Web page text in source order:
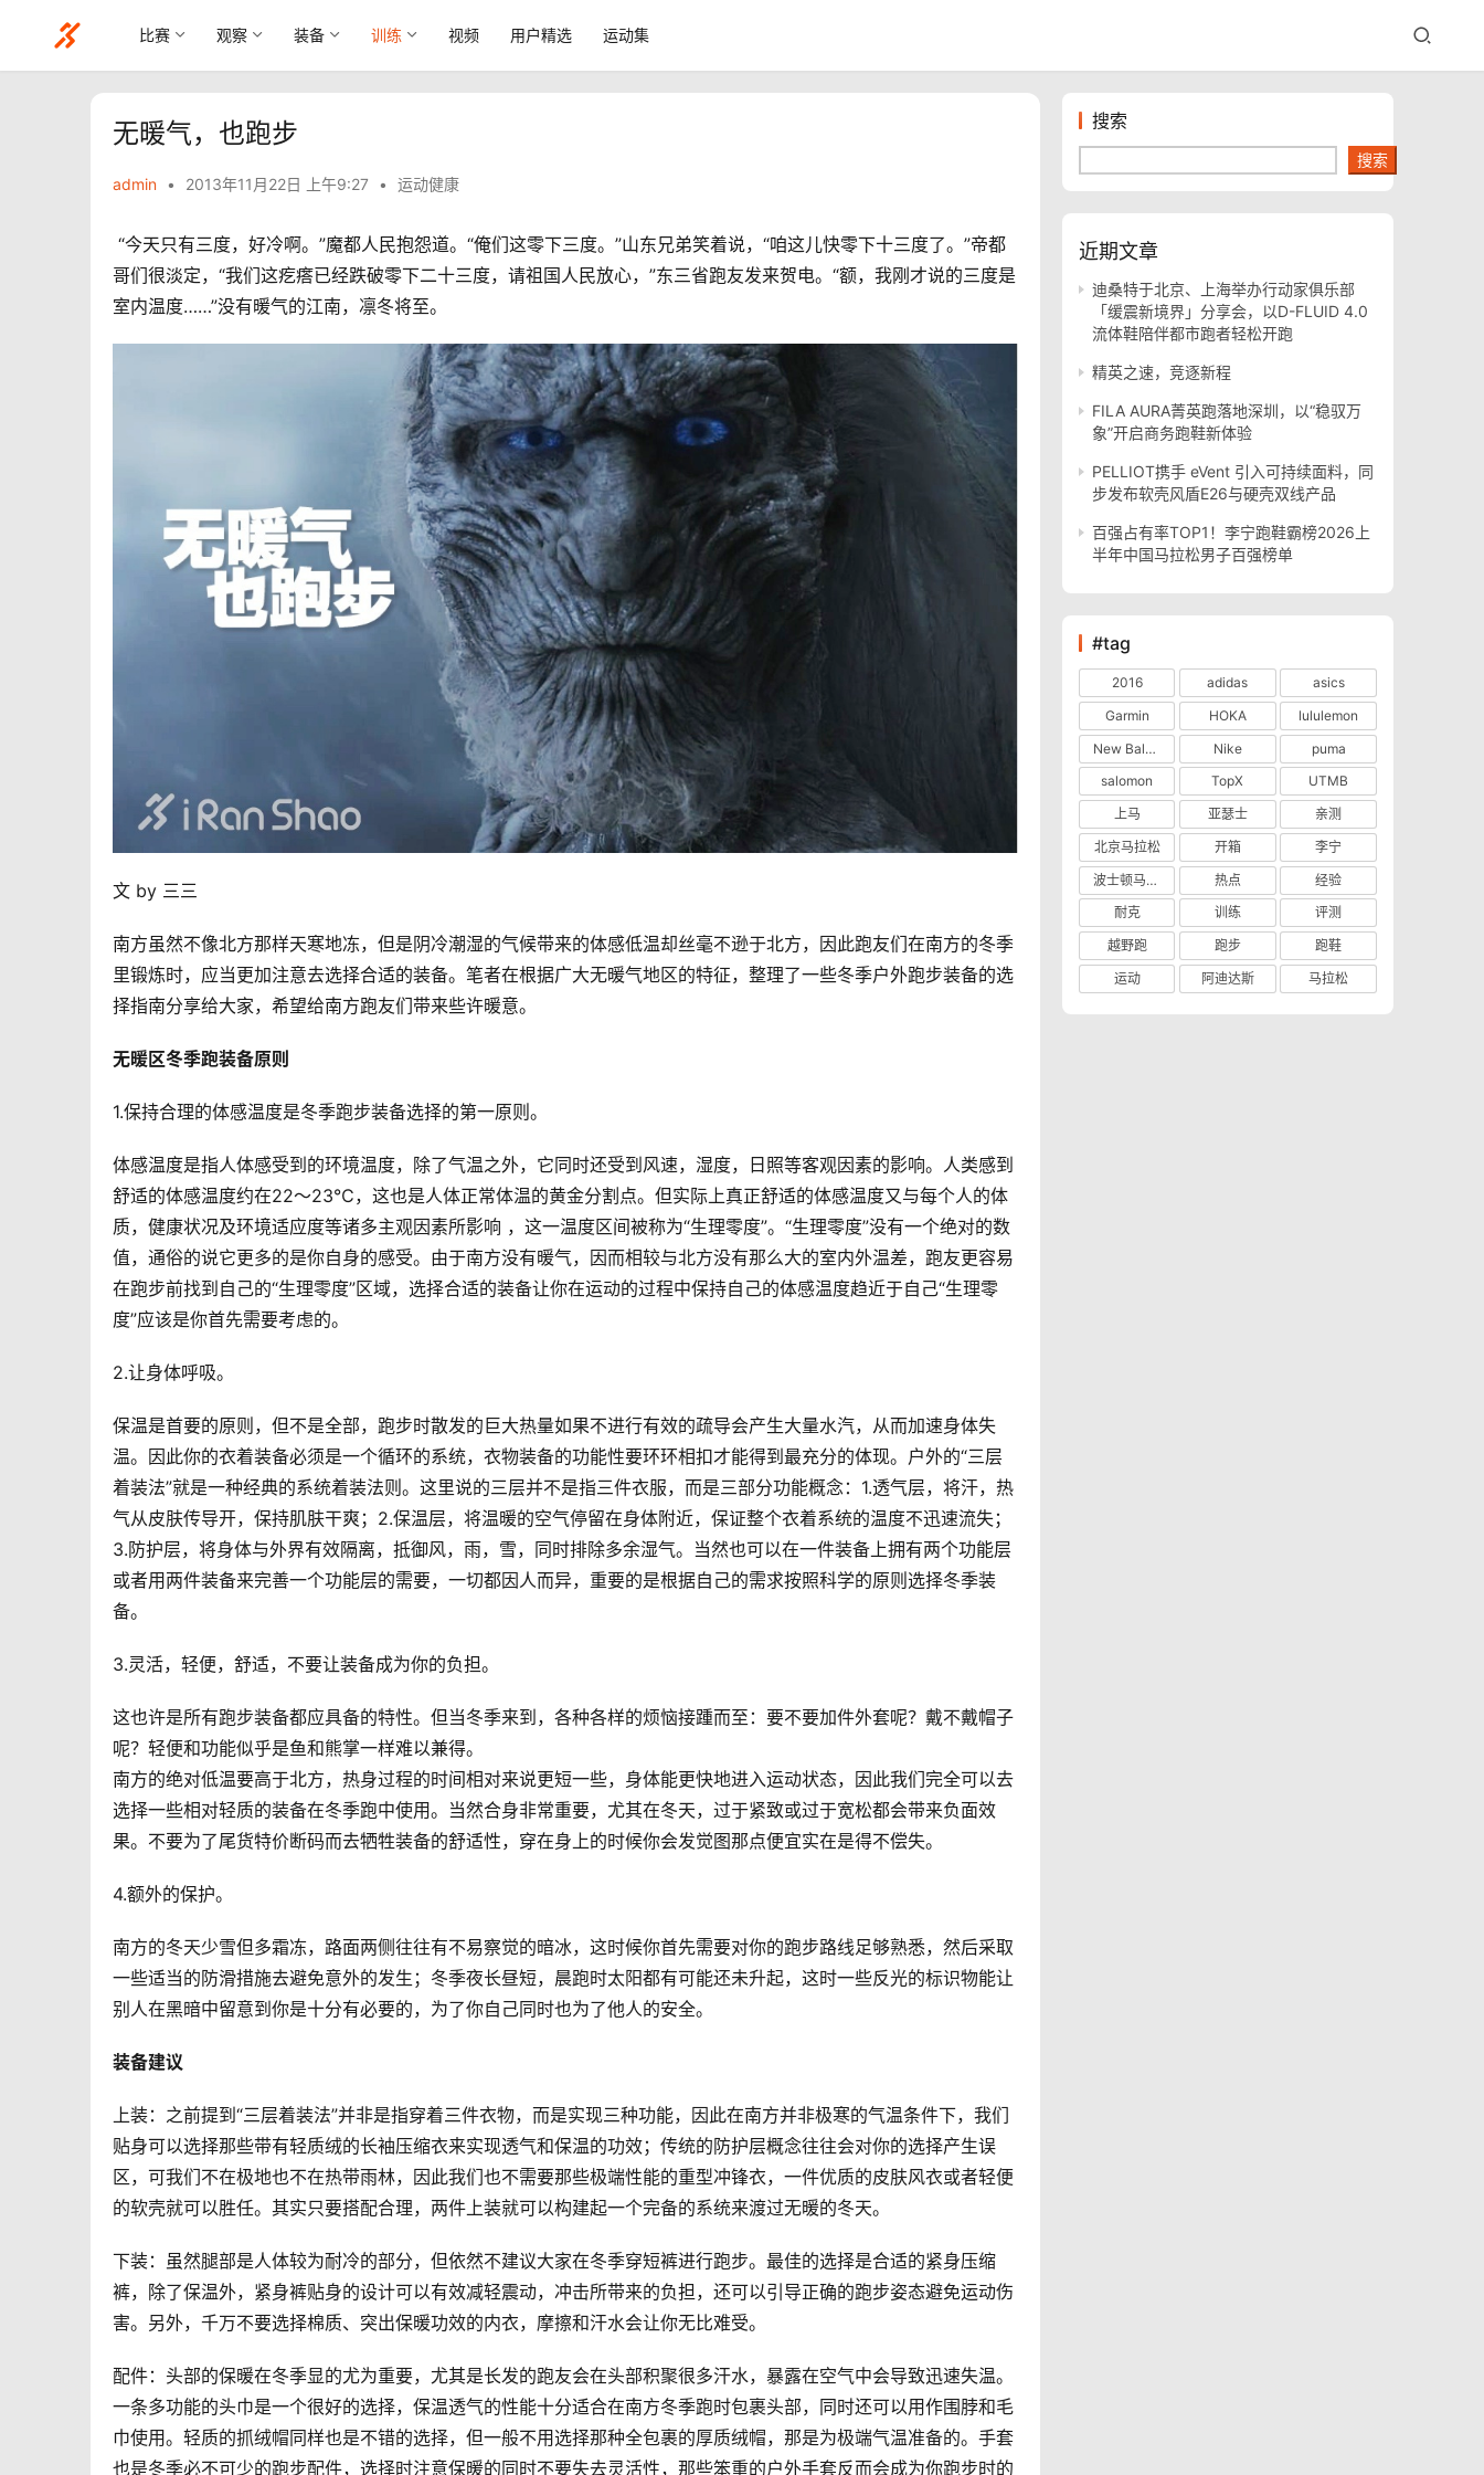
比赛 观察 装备 训练 视频 用户精选 运动集
无暖气，也跑步
admin • 2013年11月22日 上午9:27 • 运动健康
哥们很淡定，“我们这疙瘩已经跌破零下二十三度，请祖国人民放心，”东三省跑友发来贺电。“额，我刚才说的三度是
室内温度……”没有暖气的江南，凛冬将至。
文 by 三三
南方虽然不像北方那样天寒地冻，但是阴冷潮湿的气候带来的体感低温却丝毫不逊于北方，因此跑友们在南方的冬季
里锻炼时，应当更加注意去选择合适的装备。笔者在根据广大无暖气地区的特征，整理了一些冬季户外跑步装备的选
择指南分享给大家，希望给南方跑友们带来些许暖意。
无暖区冬季跑装备原则
1.保持合理的体感温度是冬季跑步装备选择的第一原则。
体感温度是指人体感受到的环境温度，除了气温之外，它同时还受到风速，湿度，日照等客观因素的影响。人类感到
舒适的体感温度约在22～23℃，这也是人体正常体温的黄金分割点。但实际上真正舒适的体感温度又与每个人的体
质，健康状况及环境适应度等诸多主观因素所影响 ，这一温度区间被称为“生理零度”。“生理零度”没有一个绝对的数
值，通俗的说它更多的是你自身的感受。由于南方没有暖气，因而相较与北方没有那么大的室内外温差，跑友更容易
在跑步前找到自己的“生理零度”区域，选择合适的装备让你在运动的过程中保持自己的体感温度趋近于自己“生理零
度”应该是你首先需要考虑的。
2.让身体呼吸。
保温是首要的原则，但不是全部，跑步时散发的巨大热量如果不进行有效的疏导会产生大量水汽，从而加速身体失
温。因此你的衣着装备必须是一个循环的系统，衣物装备的功能性要环环相扣才能得到最充分的体现。户外的“三层
着装法”就是一种经典的系统着装法则。这里说的三层并不是指三件衣服，而是三部分功能概念：1.透气层，将汗，热
气从皮肤传导开，保持肌肤干爽；2.保温层，将温暖的空气停留在身体附近，保证整个衣着系统的温度不迅速流失；
3.防护层，将身体与外界有效隔离，抵御风，雨，雪，同时排除多余湿气。当然也可以在一件装备上拥有两个功能层
或者用两件装备来完善一个功能层的需要，一切都因人而异，重要的是根据自己的需求按照科学的原则选择冬季装
备。
3.灵活，轻便，舒适，不要让装备成为你的负担。
这也许是所有跑步装备都应具备的特性。但当冬季来到，各种各样的烦恼接踵而至：要不要加件外套呢？戴不戴帽子
呢？轻便和功能似乎是鱼和熊掌一样难以兼得。
南方的绝对低温要高于北方，热身过程的时间相对来说更短一些，身体能更快地进入运动状态，因此我们完全可以去
选择一些相对轻质的装备在冬季跑中使用。当然合身非常重要，尤其在冬天，过于紧致或过于宽松都会带来负面效
果。不要为了尾货特价断码而去牺牲装备的舒适性，穿在身上的时候你会发觉图那点便宜实在是得不偿失。
4.额外的保护。
南方的冬天少雪但多霜冻，路面两侧往往有不易察觉的暗冰，这时候你首先需要对你的跑步路线足够熟悉，然后采取
一些适当的防滑措施去避免意外的发生；冬季夜长昼短，晨跑时太阳都有可能还未升起，这时一些反光的标识物能让
别人在黑暗中留意到你是十分有必要的，为了你自己同时也为了他人的安全。
装备建议
上装：之前提到“三层着装法”并非是指穿着三件衣物，而是实现三种功能，因此在南方并非极寒的气温条件下，我们
贴身可以选择那些带有轻质绒的长袖压缩衣来实现透气和保温的功效；传统的防护层概念往往会对你的选择产生误
区，可我们不在极地也不在热带雨林，因此我们也不需要那些极端性能的重型冲锋衣，一件优质的皮肤风衣或者轻便
的软壳就可以胜任。其实只要搭配合理，两件上装就可以构建起一个完备的系统来渡过无暖的冬天。
下装：虽然腿部是人体较为耐冷的部分，但依然不建议大家在冬季穿短裤进行跑步。最佳的选择是合适的紧身压缩
裤，除了保温外，紧身裤贴身的设计可以有效减轻震动，冲击所带来的负担，还可以引导正确的跑步姿态避免运动伤
害。另外，千万不要选择棉质、突出保暖功效的内衣，摩擦和汗水会让你无比难受。
配件：头部的保暖在冬季显的尤为重要，尤其是长发的跑友会在头部积聚很多汗水，暴露在空气中会导致迅速失温。
一条多功能的头巾是一个很好的选择，保温透气的性能十分适合在南方冬季跑时包裹头部，同时还可以用作围脖和毛
巾使用。轻质的抓绒帽同样也是不错的选择，但一般不用选择那种全包裹的厚质绒帽，那是为极端气温准备的。手套
也是冬季必不可少的跑步配件，选择时注意保暖的同时不要失去灵活性，那些笨重的户外手套反而会成为你跑步时的
搜索
搜索
近期文章
迪桑特于北京、上海举办行动家俱乐部
「缓震新境界」分享会，以D-FLUID 4.0
流体鞋陪伴都市跑者轻松开跑
精英之速，竞逐新程
FILA AURA菁英跑落地深圳，以“稳驭万
象”开启商务跑鞋新体验
PELLIOT携手 eVent 引入可持续面料，同
步发布软壳风盾E26与硬壳双线产品
百强占有率TOP1！李宁跑鞋霸榜2026上
半年中国马拉松男子百强榜单
#tag
2016 adidas
asics
Garmin
HOKA
lululemon
New Balance
Nike
puma
salomon
TopX
UTMB
上马
亚瑟士
亲测
北京马拉松
开箱
李宁
波士顿马拉松
热点
经验
耐克
训练
评测
越野跑
跑步
跑鞋
运动
阿迪达斯 马拉松